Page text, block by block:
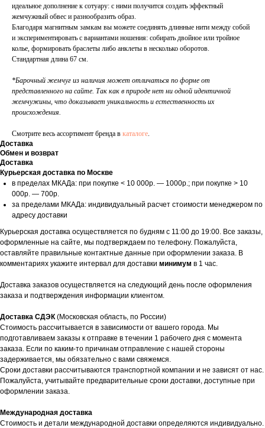
идеальное дополнение к сотуару: с ними получится создать эффектный
жемчужный обвес и разнообразить образ.
Благодаря магнитным замкам вы можете соединять длинные нити между собой
и экспериментировать с вариантами ношения: собирать двойное или тройное
колье, формировать браслеты либо анклеты в несколько оборотов.
Стандартная длина 67 см.
*Барочный жемчуг из наличия может отличаться по форме от
представленного на сайте. Так как в природе нет ни одной идентичной
жемчужины, что доказывает уникальность и естественность их
происхождения.
Смотрите весь ассортимент бренда в каталоге
Доставка
Обмен и возврат
Доставка
Курьерская доставка по Москве
в пределах МКАДа: при покупке < 10 000р. — 1000р.; при покупке > 10
000р. — 700р.
за пределами МКАДа: индивидуальный расчет стоимости менеджером по
адресу доставки
Курьерская доставка осуществляется по будням с 11:00 до 19:00. Все заказы,
оформленные на сайте, мы подтверждаем по телефону. Пожалуйста,
оставляйте правильные контактные данные при оформлении заказа. В
комментариях укажите интервал для доставки минимум в 1 час.
Доставка заказов осуществляется на следующий день после оформления
заказа и подтверждения информации клиентом.
Доставка СДЭК (Московская область, по России)
Стоимость рассчитывается в зависимости от вашего города. Мы
подготавливаем заказы к отправке в течении 1 рабочего дня с момента
заказа. Если по каким-то причинам отправление с нашей стороны
задерживается, мы обязательно с вами свяжемся.
Сроки доставки рассчитываются транспортной компании и не зависят от нас.
Пожалуйста, учитывайте предварительные сроки доставки, доступные при
оформлении заказа.
Международная доставка
Стоимость и детали международной доставки определяются индивидуально.